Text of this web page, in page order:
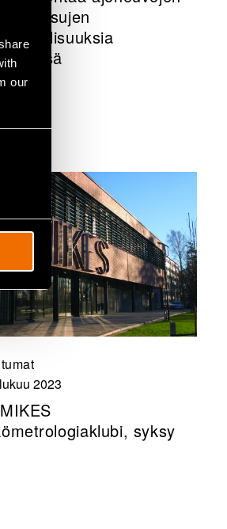
our
2023
syksy